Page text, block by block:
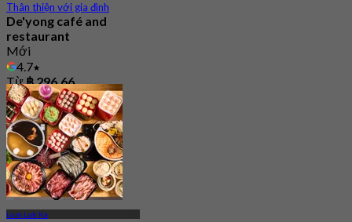
Thân thiện với gia đình
De'yong café and
restaurant
Mới
4.7
Từ฿ 296.66
Lum Luk Ka